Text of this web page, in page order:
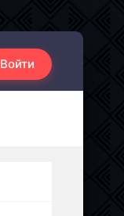
Войти